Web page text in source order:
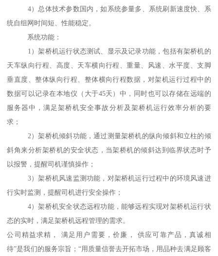
4）总体技术参数国内，如系统参量多、系统刷新速度快、系
统自组网时间短、性能稳定。
系统功能：
1）架桥机运行状态测试、显示及记录功能，包括有架桥机的
天车纵向行程、高度、天车横向行程、重量、风速、水平度、支脚
垂直度、整体纵向行程、整体横向行程数据，对架机运行过程中的
数据可以记录在本地仪（大于45天）中，同时也可以存储在远端的
服务器中，满足架桥机安全事故分析及架桥机运行效率分析的要
求；
2）架桥机倾斜功能，通过测量架桥机的纵向倾斜和立柱的倾
斜角来分析架桥机的安全状态，当架桥机的倾斜达到临界状态时予
以报警，提醒司机谨慎操作；
3）架桥机风速监测功能，对架桥机运行过程中的环境风速进
行实时监测，提醒司机进行安全操作；
4）架桥机安全状态远程功能，能够远程实现对架桥机运行状
态的实时，满足架桥机远程管理的需求。
公司精益求精， 满足用户需要，价廉， 供应可靠产品，真诚相
待”是我们的服务宗旨；“用质量信誉去开拓市场，用品种去满足顾客